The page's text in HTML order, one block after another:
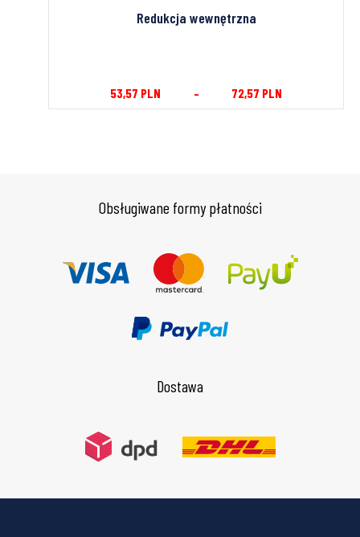
Redukcja wewnętrzna
53,57 PLN – 72,57 PLN
Obsługiwane formy płatności
Dostawa